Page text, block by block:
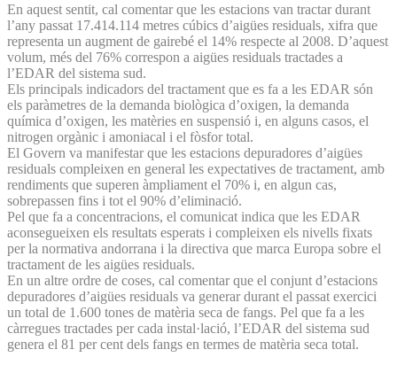
En aquest sentit, cal comentar que les estacions van tractar durant
l’any passat 17.414.114 metres cúbics d’aigües residuals, xifra que
representa un augment de gairebé el 14% respecte al 2008. D’aquest
volum, més del 76% correspon a aigües residuals tractades a
l’EDAR del sistema sud.
Els principals indicadors del tractament que es fa a les EDAR són
els paràmetres de la demanda biològica d’oxigen, la demanda
química d’oxigen, les matèries en suspensió i, en alguns casos, el
nitrogen orgànic i amoniacal i el fòsfor total.
El Govern va manifestar que les estacions depuradores d’aigües
residuals compleixen en general les expectatives de tractament, amb
rendiments que superen àmpliament el 70% i, en algun cas,
sobrepassen fins i tot el 90% d’eliminació.
Pel que fa a concentracions, el comunicat indica que les EDAR
aconsegueixen els resultats esperats i compleixen els nivells fixats
per la normativa andorrana i la directiva que marca Europa sobre el
tractament de les aigües residuals.
En un altre ordre de coses, cal comentar que el conjunt d’estacions
depuradores d’aigües residuals va generar durant el passat exercici
un total de 1.600 tones de matèria seca de fangs. Pel que fa a les
càrregues tractades per cada instal·lació, l’EDAR del sistema sud
genera el 81 per cent dels fangs en termes de matèria seca total.